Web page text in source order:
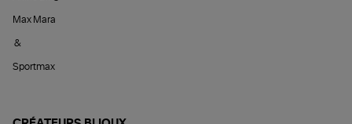
Max Mara
&
Sportmax